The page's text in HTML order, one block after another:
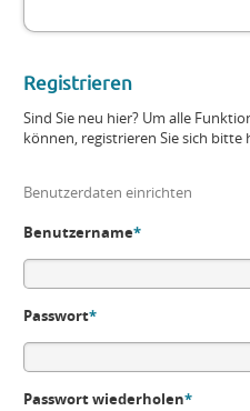
Registrieren
Sind Sie neu hier? Um alle
können, registrieren Sie sich bitte
Benutzerdaten einrichten
Benutzername*
Passwort*
Passwort wiederholen*